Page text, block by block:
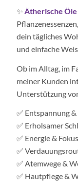
✨ Ätherische Öle
dein tägliches
und einfache
Ob im Alltag, im
meiner Kunden
Unterstützung
✅ Entspannung
✅ Erholsamer
✅ Energie & Fokus
✅
✅ Atemwege &
✅ Hautpflege &